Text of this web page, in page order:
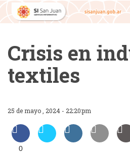
Crisis en
textiles
25 de mayo , 2024 - 22:20:pm
0